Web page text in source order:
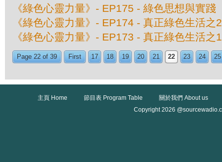
《綠色心靈力量》- EP175 - 綠色思想與實踐
《綠色心靈力量》- EP174 - 真正綠色生活之
《綠色心靈力量》- EP173 - 真正綠色生活之
Page 22 of 39 First 17 18 19 20 21 22 23 24 25
主頁 Home 節目表 Program Table
關於我們 About us
Copyright 2026